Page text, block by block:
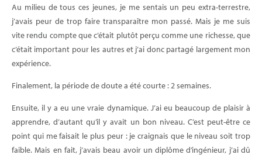
Au milieu de tous ces jeunes, je me sentais un peu extra-terrestre,
j’avais peur de trop faire transparaître mon passé. Mais je me suis
vite rendu compte que c’était plutôt perçu comme une richesse, que
c’était important pour les autres et j’ai donc partagé largement mon
expérience.
Finalement, la période de doute a été courte : 2 semaines.
Ensuite, il y a eu une vraie dynamique. J’ai eu beaucoup de plaisir à
apprendre, d’autant qu’il y avait un bon niveau. C’est peut-être ce
point qui me faisait le plus peur : je craignais que le niveau soit trop
faible. Mais en fait, j’avais beau avoir un diplôme d’ingénieur, j’ai dû